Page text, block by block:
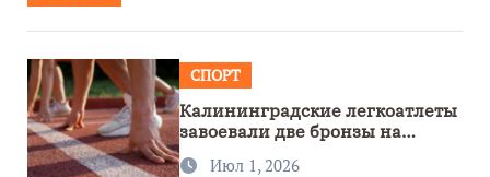
СПОРТ
Калининградские легкоатлеты
завоевали две бронзы на
первенстве России
Июл 1, 2026